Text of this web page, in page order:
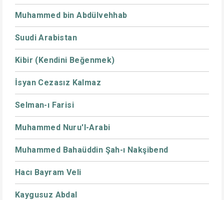
Muhammed bin Abdülvehhab
Suudi Arabistan
Kibir (Kendini Beğenmek)
İsyan Cezasız Kalmaz
Selman-ı Farisi
Muhammed Nuru'l-Arabi
Muhammed Bahaüddin Şah-ı Nakşibend
Hacı Bayram Veli
Kaygusuz Abdal